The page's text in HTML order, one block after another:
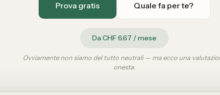
Prova gratis Quale fa per te?
Da CHF 6.67 / mese
Ovviamente non siamo del tutto neutrali — ma ecco una
onesta.